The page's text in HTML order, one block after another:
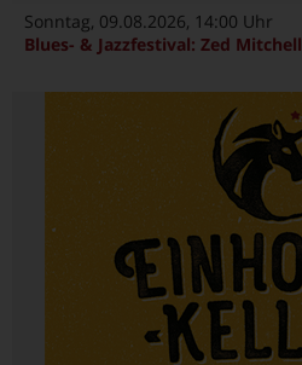
Sonntag, 09.08.2026, 14:00 Uhr
Blues- & Jazzfestival: Zed Mitchell